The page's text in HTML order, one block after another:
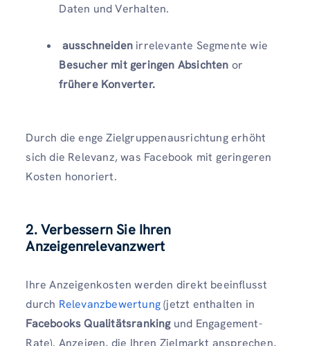
Daten und Verhalten.
ausschneiden irrelevante Segmente wie
Besucher mit geringen Absichten or
frühere Konverter.
Durch die enge Zielgruppenausrichtung erhöht
sich die Relevanz, was Facebook mit geringeren
Kosten honoriert.
2. Verbessern Sie Ihren
Anzeigenrelevanzwert
Ihre Anzeigenkosten werden direkt beeinflusst
durch Relevanzbewertung(jetzt enthalten in
Facebooks Qualitätsrankingund Engagement-
Rate). Anzeigen, die Ihren Zielmarkt ansprechen,